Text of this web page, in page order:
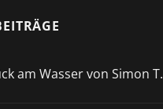
am Wasser von Simon T.